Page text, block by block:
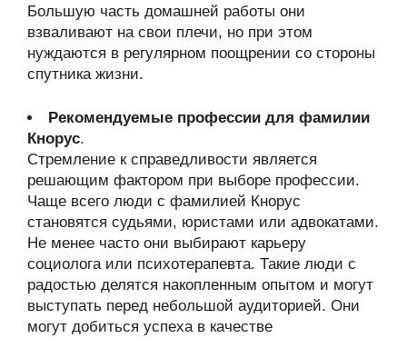
Большую часть домашней работы они
взваливают на свои плечи, но при этом
нуждаются в регулярном поощрении со стороны
спутника жизни.
Рекомендуемые профессии для фамилии
Кнорус.
Стремление к справедливости является
решающим фактором при выборе профессии.
Чаще всего люди с фамилией Кнорус
становятся судьями, юристами или адвокатами.
Не менее часто они выбирают карьеру
социолога или психотерапевта. Такие люди с
радостью делятся накопленным опытом и могут
выступать перед небольшой аудиторией. Они
могут добиться успеха в качестве